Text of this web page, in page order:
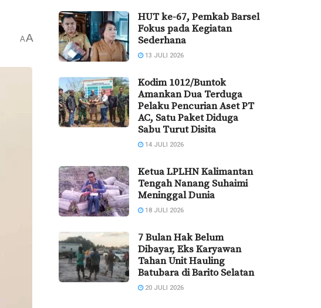
AA
HUT ke-67, Pemkab Barsel
Fokus pada Kegiatan
Sederhana
13 JULI 2026
Kodim 1012/Buntok
Amankan Dua Terduga
Pelaku Pencurian Aset PT
AC, Satu Paket Diduga
Sabu Turut Disita
14 JULI 2026
Ketua LPLHN Kalimantan
Tengah Nanang Suhaimi
Meninggal Dunia
18 JULI 2026
7 Bulan Hak Belum
Dibayar, Eks Karyawan
Tahan Unit Hauling
Batubara di Barito Selatan
20 JULI 2026